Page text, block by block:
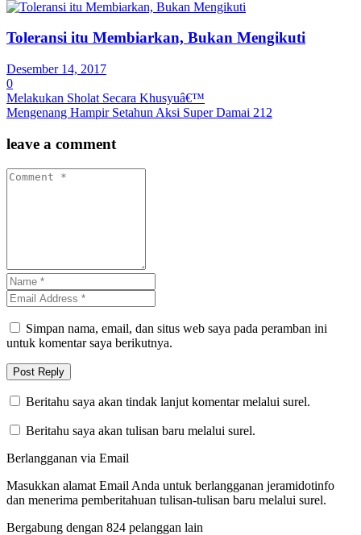
Toleransi itu Membiarkan, Bukan Mengikuti
Desember 14, 2017
0
Melakukan Sholat Secara Khusyuâ€™
Mengenang Hampir Setahun Aksi Super Damai 212
leave a comment
Simpan nama, email, dan situs web saya pada peramban ini
untuk komentar saya berikutnya.
Beritahu saya akan tindak lanjut komentar melalui surel.
Beritahu saya akan tulisan baru melalui surel.
Berlangganan via Email
Masukkan alamat Email Anda untuk berlangganan jeramidotinfo
dan menerima pemberitahuan tulisan-tulisan baru melalui surel.
Bergabung dengan 824 pelanggan lain